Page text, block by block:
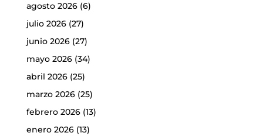
agosto 2026(6)
julio 2026(27)
junio 2026(27)
mayo 2026(34)
abril 2026(25)
marzo 2026(25)
febrero 2026(13)
enero 2026(13)